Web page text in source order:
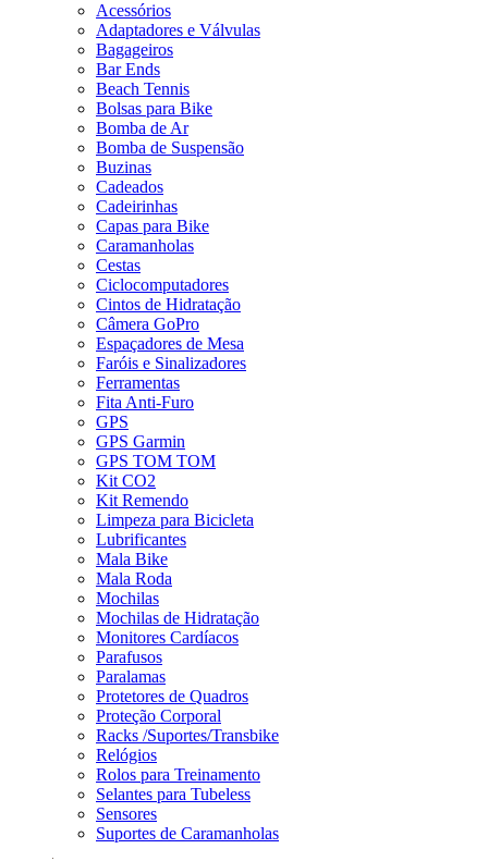
Acessórios
Adaptadores e Válvulas
Bagageiros
Bar Ends
Beach Tennis
Bolsas para Bike
Bomba de Ar
Bomba de Suspensão
Buzinas
Cadeados
Cadeirinhas
Capas para Bike
Caramanholas
Cestas
Ciclocomputadores
Cintos de Hidratação
Câmera GoPro
Espaçadores de Mesa
Faróis e Sinalizadores
Ferramentas
Fita Anti-Furo
GPS
GPS Garmin
GPS TOM TOM
Kit CO2
Kit Remendo
Limpeza para Bicicleta
Lubrificantes
Mala Bike
Mala Roda
Mochilas
Mochilas de Hidratação
Monitores Cardíacos
Parafusos
Paralamas
Protetores de Quadros
Proteção Corporal
Racks /Suportes/Transbike
Relógios
Rolos para Treinamento
Selantes para Tubeless
Sensores
Suportes de Caramanholas